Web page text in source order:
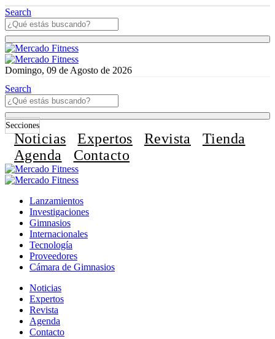
Search
Domingo, 09 de Agosto de 2026
Search
Secciones
Noticias Expertos Revista
Tienda
Agenda
Contacto
Lanzamientos
Investigaciones
Gimnasios
Internacionales
Tecnología
Proveedores
Cámara de Gimnasios
Noticias
Expertos
Revista
Agenda
Contacto